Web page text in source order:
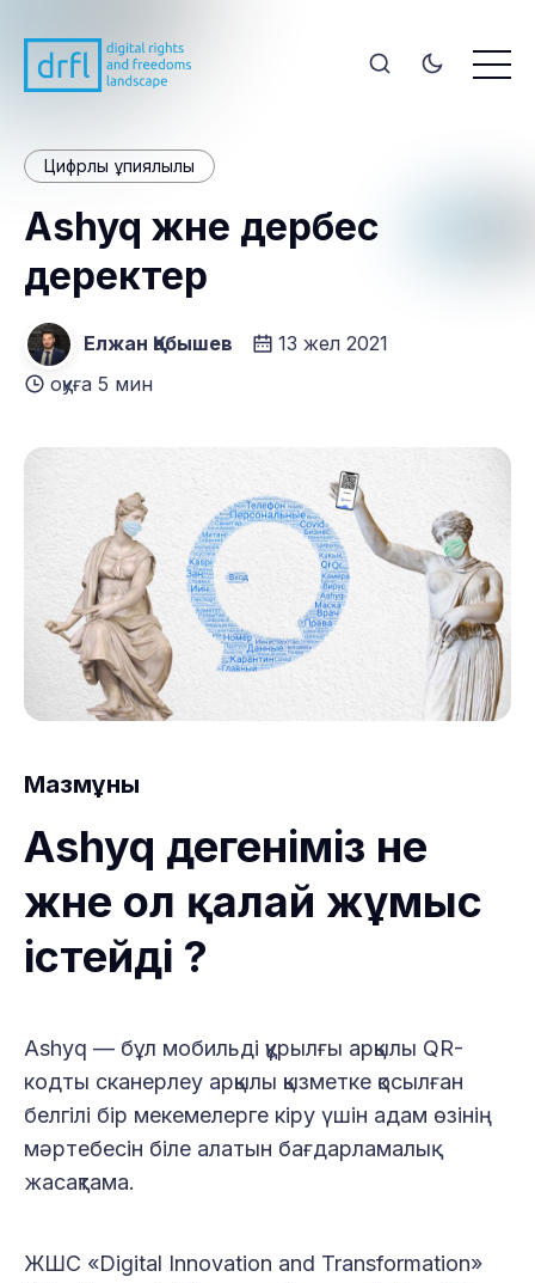
Цифрлық құпиялылық
Аshyq және дербес
деректер
Елжан Қабышев
13 жел 2021
оқуға 5 мин
Мазмұны
Ashyq дегеніміз не
және ол қалай жұмыс
істейді ?
Ashyq — бұл мобильді құрылғы арқылы QR-
кодты сканерлеу арқылы қызметке қосылған
белгілі бір мекемелерге кіру үшін адам өзінің
мәртебесін біле алатын бағдарламалық
жасақтама.
ЖШС «Digital Innovation and Transformation»